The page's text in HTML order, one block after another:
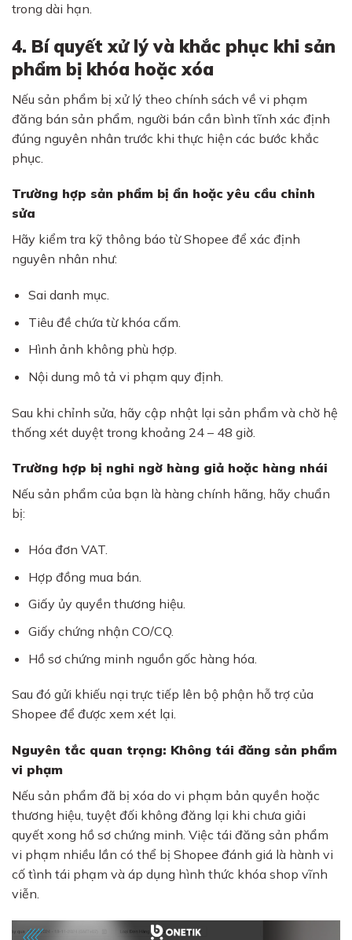
trong dài hạn.
4. Bí quyết xử lý và khắc phục khi sản
phẩm bị khóa hoặc xóa
Nếu sản phẩm bị xử lý theo chính sách về vi phạm
đăng bán sản phẩm, người bán cần bình tĩnh xác định
đúng nguyên nhân trước khi thực hiện các bước khắc
phục.
Trường hợp sản phẩm bị ẩn hoặc yêu cầu chỉnh
sửa
Hãy kiểm tra kỹ thông báo từ Shopee để xác định
nguyên nhân như:
Sai danh mục.
Tiêu đề chứa từ khóa cấm.
Hình ảnh không phù hợp.
Nội dung mô tả vi phạm quy định.
Sau khi chỉnh sửa, hãy cập nhật lại sản phẩm và chờ hệ
thống xét duyệt trong khoảng 24 – 48 giờ.
Trường hợp bị nghi ngờ hàng giả hoặc hàng nhái
Nếu sản phẩm của bạn là hàng chính hãng, hãy chuẩn
bị:
Hóa đơn VAT.
Hợp đồng mua bán.
Giấy ủy quyền thương hiệu.
Giấy chứng nhận CO/CQ.
Hồ sơ chứng minh nguồn gốc hàng hóa.
Sau đó gửi khiếu nại trực tiếp lên bộ phận hỗ trợ của
Shopee để được xem xét lại.
Nguyên tắc quan trọng: Không tái đăng sản phẩm
vi phạm
Nếu sản phẩm đã bị xóa do vi phạm bản quyền hoặc
thương hiệu, tuyệt đối không đăng lại khi chưa giải
quyết xong hồ sơ chứng minh. Việc tái đăng sản phẩm
vi phạm nhiều lần có thể bị Shopee đánh giá là hành vi
cố tình tái phạm và áp dụng hình thức khóa shop vĩnh
viễn.